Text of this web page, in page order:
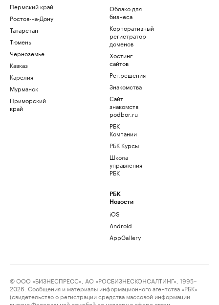
Пермский край
Ростов-на-Дону
Татарстан
Тюмень
Черноземье
Кавказ
Карелия
Мурманск
Приморский
край
Облако для
бизнеса
Корпоративный
регистратор
доменов
Хостинг
сайтов
Рег.решения
Знакомства
Сайт
знакомств
podbor.ru
РБК
Компании
РБК Курсы
Школа
управления
РБК
РБК
Новости
iOS
Android
AppGallery
© ООО «БИЗНЕСПРЕСС», АО «РОСБИЗНЕСКОНСАЛТИНГ», 1995–
2026. Сообщения и материалы информационного агентства «РБК»
(свидетельство о регистрации средства массовой информации